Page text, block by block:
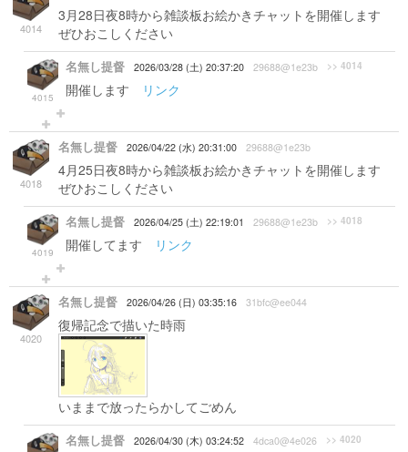
4014
3月28日夜8時から雑談板お絵かきチャットを開催します
ぜひおこしください
4015
名無し提督 2026/03/28 (土) 20:37:20 29688@1e23b >> 4014
開催します リンク
4018
名無し提督 2026/04/22 (水) 20:31:00 29688@1e23b
4月25日夜8時から雑談板お絵かきチャットを開催します
ぜひおこしください
4019
名無し提督 2026/04/25 (土) 22:19:01 29688@1e23b >> 4018
開催してます リンク
4020
名無し提督 2026/04/26 (日) 03:35:16 31bfc@ee044
復帰記念で描いた時雨
いままで放ったらかしてごめん
名無し提督 2026/04/30 (木) 03:24:52 4dca0@4e026 >> 4020